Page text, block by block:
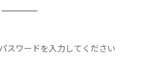
スワードを入力してください